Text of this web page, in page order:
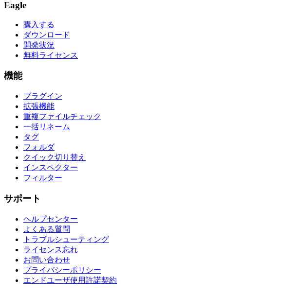
Eagle
購入する
ダウンロード
開発状況
無料ライセンス
機能
プラグイン
拡張機能
重複ファイルチェック
一括リネーム
タグ
フォルダ
クイック切り替え
インスペクター
フィルター
サポート
ヘルプセンター
よくある質問
トラブルシューティング
ライセンス忘れ
お問い合わせ
プライバシーポリシー
エンドユーザ使用許諾契約